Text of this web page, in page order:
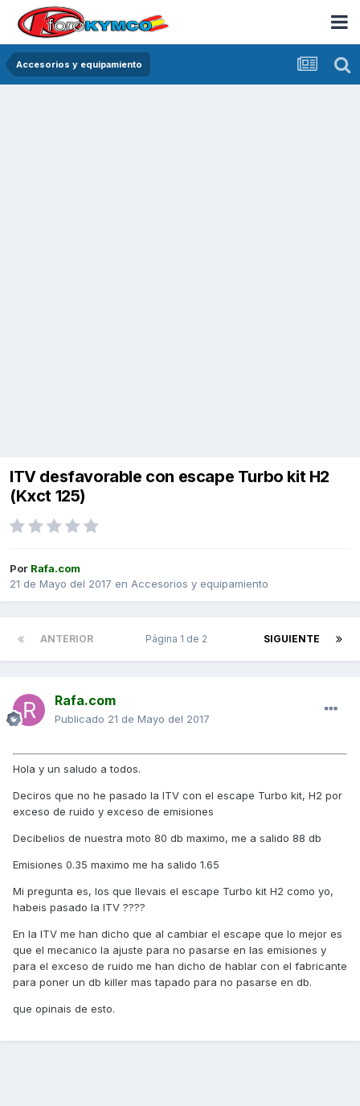
Accesorios y equipamiento
ITV desfavorable con escape Turbo kit H2
(Kxct 125)
Por Rafa.com
21 de Mayo del 2017 en Accesorios y equipamiento
ANTERIOR SIGUIENTE
Página 1 de 2
Rafa.com
Publicado 21 de Mayo del 2017
Hola y un saludo a todos.
Deciros que no he pasado la ITV con el escape Turbo kit, H2 por
exceso de ruido y exceso de emisiones
Decibelios de nuestra moto 80 db maximo, me a salido 88 db
Emisiones 0.35 maximo me ha salido 1.65
Mi pregunta es, los que llevais el escape Turbo kit H2 como yo,
habeis pasado la ITV ????
En la ITV me han dicho que al cambiar el escape que lo mejor es
que el mecanico la ajuste para no pasarse en las emisiones y
para el exceso de ruido me han dicho de hablar con el fabricante
para poner un db killer mas tapado para no pasarse en db.
que opinais de esto.